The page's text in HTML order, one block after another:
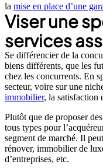
la mise en place d’une
Viser une
services
Se différencier de la
biens différents, que les
chez les concurrents. En
secteur, voire sur une
immobilier, la satisfaction
Plutôt que de proposer
tous types pour
segment de marché. Il
rénover, immobilier de
d’entreprises, etc.